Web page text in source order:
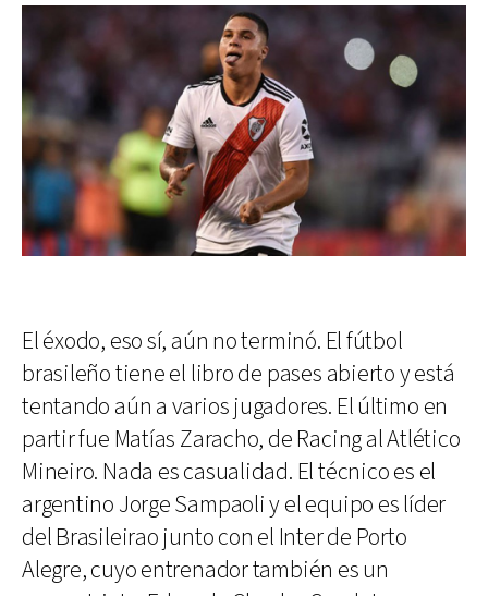
El éxodo, eso sí, aún no terminó. El fútbol
brasileño tiene el libro de pases abierto y está
tentando aún a varios jugadores. El último en
partir fue Matías Zaracho, de Racing al Atlético
Mineiro. Nada es casualidad. El técnico es el
argentino Jorge Sampaoli y el equipo es líder
del Brasileirao junto con el Inter de Porto
Alegre, cuyo entrenador también es un